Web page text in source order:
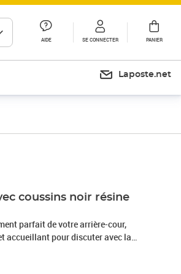
AIDE SE CONNECTER PANIER
Laposte.net
coussins noir résine
parfait de votre arrière-cour,
accueillant pour discuter avec la
de l'extérieur. Matériau